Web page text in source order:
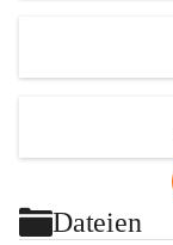
Dateien